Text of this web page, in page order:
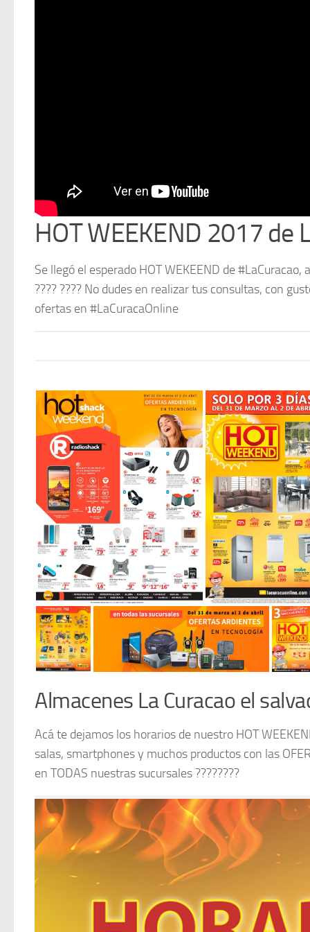
HOT WEEKEND 2017 de
Se llegó el esperado HOT WEKEEND de
???? ???? No dudes en realizar tus consultas, con
ofertas en #LaCuracaOnline
Almacenes La Curacao el
Acá te dejamos los horarios de nuestro HOT
salas, smartphones y muchos productos con las
en TODAS nuestras sucursales ????????